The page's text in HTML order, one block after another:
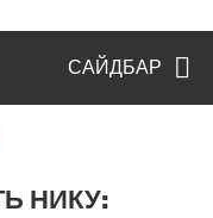
САЙДБАР
НИКУ: